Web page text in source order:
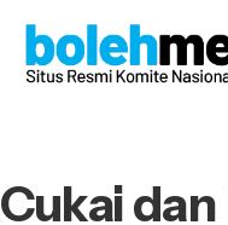
Cukai dan